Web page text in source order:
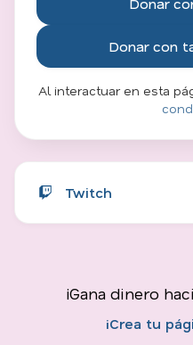
Donar con
Al interactuar en esta
Twitch
¡Gana dinero
¡Crea tu